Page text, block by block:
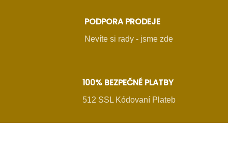
PODPORA PRODEJE
Nevíte si rady - jsme zde
100% BEZPEČNÉ PLATBY
512 SSL Kódovaní Plateb